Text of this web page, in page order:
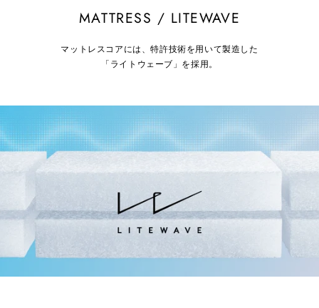
MATTRESS / LITEWAVE
マットレスコアには、特許技術を用いて製造した
「ライトウェーブ」を採用。